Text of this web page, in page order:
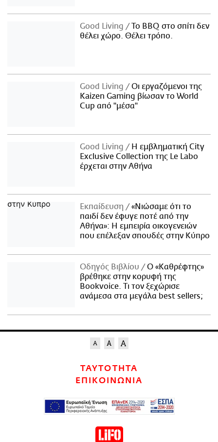
Good Living
Το BBQ στο σπίτι δεν
θέλει χώρο. Θέλει τρόπο.
Good Living
Οι εργαζόμενοι της
Kaizen Gaming βίωσαν το World
Cup από "μέσα"
Good Living
Η εμβληματική City
Exclusive Collection της Le Labo
έρχεται στην Αθήνα
Εκπαίδευση
«Νιώσαμε ότι το
παιδί δεν έφυγε ποτέ από την
Αθήνα»: Η εμπειρία οικογενειών
που επέλεξαν σπουδές στην Κύπρο
Οδηγός Βιβλίου
Ο «Καθρέφτης»
βρέθηκε στην κορυφή της
Bookvoice. Τι τον ξεχώρισε
ανάμεσα στα μεγάλα best sellers;
ΤΑΥΤΟΤΗΤΑ
ΕΠΙΚΟΙΝΩΝΙΑ